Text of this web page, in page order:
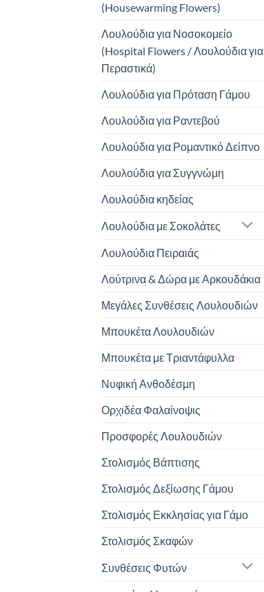
(Housewarming Flowers)
Λουλούδια για Νοσοκομείο
(Hospital Flowers / Λουλούδια για
Περαστικά)
Λουλούδια για Πρόταση Γάμου
Λουλούδια για Ραντεβού
Λουλούδια για Ρομαντικό Δείπνο
Λουλούδια για Συγγνώμη
Λουλούδια κηδείας
Λουλούδια με Σοκολάτες
Λουλούδια Πειραιάς
Λούτρινα & Δώρα με Αρκουδάκια
Μεγάλες Συνθέσεις Λουλουδιών
Μπουκέτα Λουλουδιών
Μπουκέτα με Τριαντάφυλλα
Νυφική Ανθοδέσμη
Ορχιδέα Φαλαίνοψις
Προσφορές Λουλουδιών
Στολισμός Βάπτισης
Στολισμός Δεξίωσης Γάμου
Στολισμός Εκκλησίας για Γάμο
Στολισμός Σκαφών
Συνθέσεις Φυτών